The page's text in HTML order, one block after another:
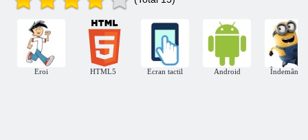
Eroi HTML5 Ecran tactil Android Îndemânare